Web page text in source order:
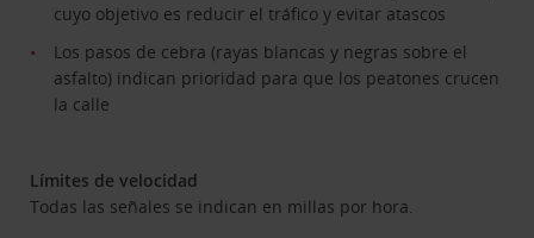
cuyo objetivo es reducir el tráfico y evitar atascos
Los pasos de cebra (rayas blancas y negras sobre el
asfalto) indican prioridad para que los peatones crucen
la calle
Límites de velocidad
Todas las señales se indican en millas por hora.